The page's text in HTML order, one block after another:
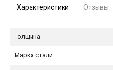
Характеристики Отзывы
Толщина
Марка стали